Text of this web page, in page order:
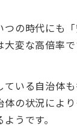
の時代にも
変な高倍率で
ている自治体
の状況によ
うです。